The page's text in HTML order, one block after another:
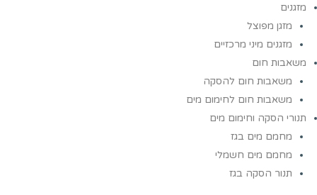
מזגנים
מזגן מפוצל
מזגנים מיני מרכזיים
משאבות חום
משאבות חום להסקה
משאבות חום לחימום מים
תנורי הסקה וחימום מים
מחמם מים בגז
מחמם מים חשמלי
תנור הסקה בגז